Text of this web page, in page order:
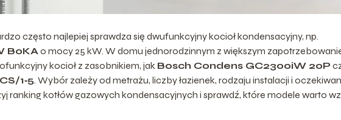
często najlepiej sprawdza się dwufunkcyjny kocioł kondensacyjny, np.
B0KAo mocy 25 kW. W domu jednorodzinnym z większym
kocioł z zasobnikiem, jak Bosch Condens GC2300iW 20P
1‑5. Wybór zależy od metrażu, liczby łazienek, rodzaju instalacji i
ranking kotłów gazowych kondensacyjnych i sprawdź, które modele warto